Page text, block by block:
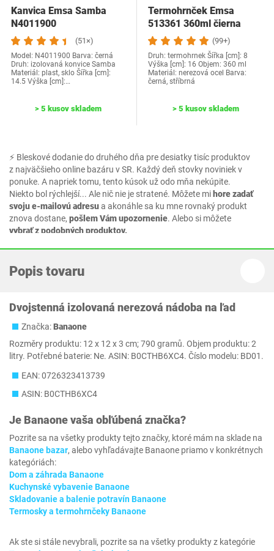
⚡ Bleskové dodanie do druhého dňa pre desiatky tisíc produktov
z najväčšieho online bazáru v SR. Každý deň stovky noviniek v
ponuke. A napriek tomu, tento kúsok už odo mňa nekúpite.
Niekto bol rýchlejší... Ale nič nie je stratené. Môžete mi hore zadať
svoju e-mailovú adresua akonáhle sa ku mne rovnaký produkt
znova dostane, pošlem Vám upozornenie. Alebo si môžete
vybrať z podobných produktov.
Kanvica Emsa Samba
N4011900
(51×)
Model: N4011900 Barva: černá
Druh: izolovaná konvice Samba
Materiál: plast, sklo Šířka [cm]:
14.5 Výška [cm]:…
> 5 kusov skladem
Termohrnček Emsa
513361 360ml čierna
(99+)
Druh: termohrnek Šířka [cm]: 8
Výška [cm]: 16 Objem: 360 ml
Materiál: nerezová ocel Barva:
černá, stříbrná
> 5 kusov skladem
Popis tovaru
Dvojstenná izolovaná nerezová nádoba na ľad
Značka:Banaone
Rozměry produktu: 12 x 12 x 3 cm; 790 gramů. Objem produktu: 2
litry. Potřebné baterie: Ne. ASIN: B0CTHB6XC4. Číslo modelu: BD01.
EAN: 0726323413739
ASIN: B0CTHB6XC4
Je Banaonevaša obľúbená značka?
Pozrite sa na všetky produkty tejto značky, ktoré mám na sklade na
Banaone bazar, alebo vyhľadávajte Banaone priamo v konkrétnych
kategóriách:
Dom a záhrada Banaone
Kuchynské vybavenie Banaone
Skladovanie a balenie potravín Banaone
Termosky a termohrnčeky Banaone
Ak ste si stále nevybrali, pozrite sa na všetky produkty z kategórie